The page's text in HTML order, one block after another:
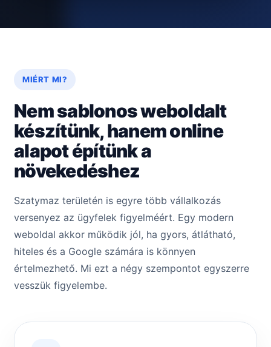
MIÉRT MI?
Nem sablonos weboldalt
készítünk, hanem online
alapot építünk a
növekedéshez
Szatymaz területén is egyre több vállalkozás
versenyez az ügyfelek figyelméért. Egy modern
weboldal akkor működik jól, ha gyors, átlátható,
hiteles és a Google számára is könnyen
értelmezhető. Mi ezt a négy szempontot egyszerre
vesszük figyelembe.